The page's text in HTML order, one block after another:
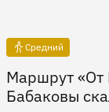
Средний
Маршрут «От
Бабаковы
в пути
Оценка в днях